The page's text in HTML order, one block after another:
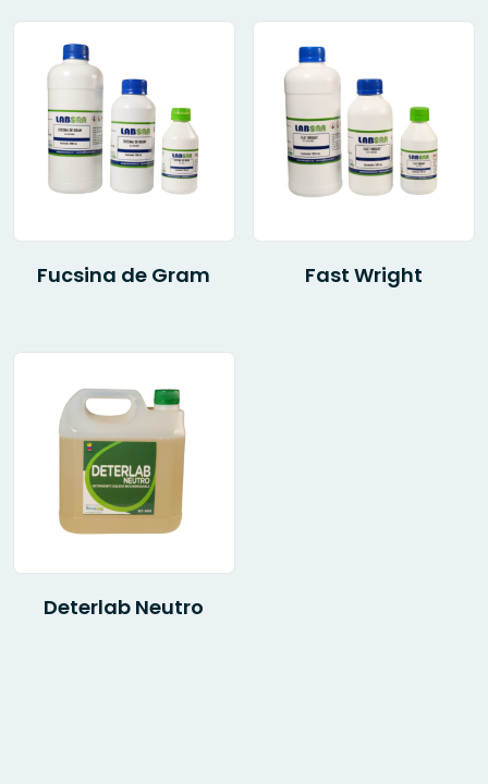
Fucsina de Gram Fast Wright
Deterlab Neutro